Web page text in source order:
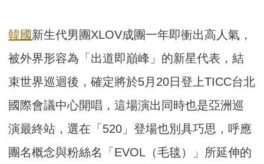
韓國新生代男團XLOV成團一年即衝出高人氣，
被外界形容為「出道即巔峰」的新星代表，結
束世界巡迴後，確定將於5月20日登上TICC台北
國際會議中心開唱，這場演出同時也是亞洲巡
演最終站，選在「520」登場也別具巧思，呼應
團名概念與粉絲名「EVOL（毛毯）」所延伸的